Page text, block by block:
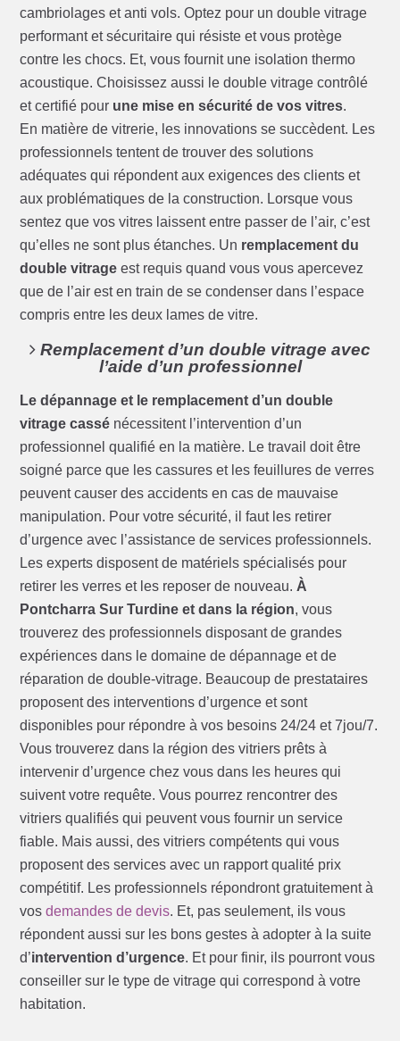
cambriolages et anti vols. Optez pour un double vitrage
performant et sécuritaire qui résiste et vous protège
contre les chocs. Et, vous fournit une isolation thermo
acoustique. Choisissez aussi le double vitrage contrôlé
et certifié pour une mise en sécurité de vos vitres.
En matière de vitrerie, les innovations se succèdent. Les
professionnels tentent de trouver des solutions
adéquates qui répondent aux exigences des clients et
aux problématiques de la construction. Lorsque vous
sentez que vos vitres laissent entre passer de l’air, c’est
qu’elles ne sont plus étanches. Un remplacement du
double vitrage est requis quand vous vous apercevez
que de l’air est en train de se condenser dans l’espace
compris entre les deux lames de vitre.
Remplacement d’un double vitrage avec
l’aide d’un professionnel
Le dépannage et le remplacement d’un double
vitrage cassé nécessitent l’intervention d’un
professionnel qualifié en la matière. Le travail doit être
soigné parce que les cassures et les feuillures de verres
peuvent causer des accidents en cas de mauvaise
manipulation. Pour votre sécurité, il faut les retirer
d’urgence avec l’assistance de services professionnels.
Les experts disposent de matériels spécialisés pour
retirer les verres et les reposer de nouveau.À
Pontcharra Sur Turdine et dans la région, vous
trouverez des professionnels disposant de grandes
expériences dans le domaine de dépannage et de
réparation de double-vitrage. Beaucoup de prestataires
proposent des interventions d’urgence et sont
disponibles pour répondre à vos besoins 24/24 et 7jou/7.
Vous trouverez dans la région des vitriers prêts à
intervenir d’urgence chez vous dans les heures qui
suivent votre requête. Vous pourrez rencontrer des
vitriers qualifiés qui peuvent vous fournir un service
fiable. Mais aussi, des vitriers compétents qui vous
proposent des services avec un rapport qualité prix
compétitif. Les professionnels répondront gratuitement à
vosdemandes de devis. Et, pas seulement, ils vous
répondent aussi sur les bons gestes à adopter à la suite
d’intervention d’urgence. Et pour finir, ils pourront vous
conseiller sur le type de vitrage qui correspond à votre
habitation.